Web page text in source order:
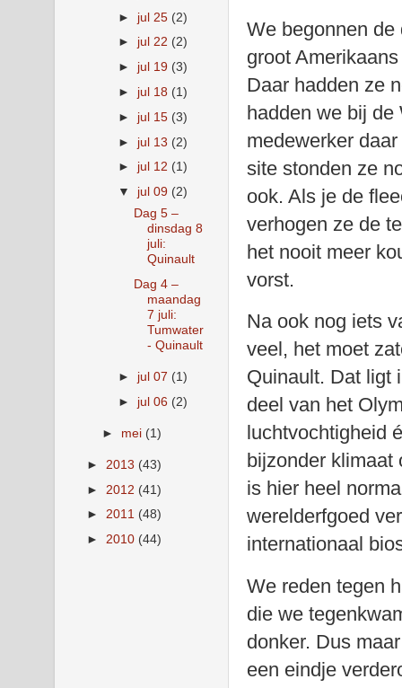
We begonnen de
groot
Daar hadden ze
hadden we bij de
medewerker
site stonden ze
ook. Als je de
verhogen ze de
het nooit meer
vorst.
Na ook nog iets
veel, het moet
Quinault. Dat ligt
deel van het
luchtvochtigheid
bijzonder
is hier heel
werelderfgoed
internationaal
We reden tegen
die we
donker. Dus
een eindje
► jul 25 (2)
► jul 22 (2)
► jul 19 (3)
► jul 18 (1)
► jul 15 (3)
► jul 13 (2)
► jul 12 (1)
▼ jul 09 (2)
Dag 5 –
dinsdag 8
juli:
Quinault
Dag 4 –
maandag
7 juli:
Tumwater
- Quinault
► jul 07 (1)
► jul 06 (2)
► mei (1)
► 2013 (43)
► 2012 (41)
► 2011 (48)
► 2010 (44)